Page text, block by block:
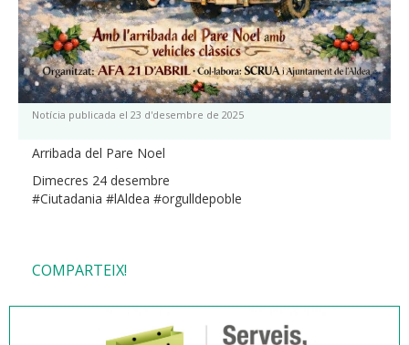
Notícia publicada el 23 d'desembre de 2025
Arribada del Pare Noel
Dimecres 24 desembre
#Ciutadania #lAldea #orgulldepoble
COMPARTEIX!